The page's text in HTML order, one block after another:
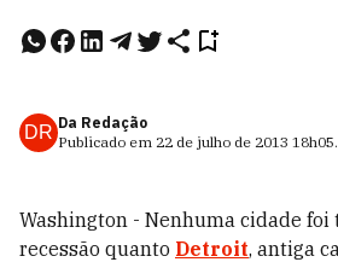
DR Da Redação
Publicado em 22 de julho de 2013 18h05.
Washington - Nenhuma cidade foi
recessão quanto Detroit, antiga